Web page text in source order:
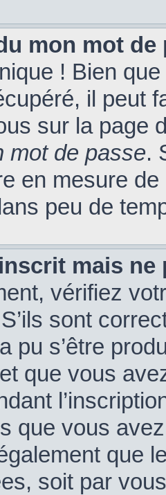
mon mot de
! Bien
il peut
sur la page
mot de passe.
en mesure
peu de
mais ne
vérifiez
sont
pu s’être
que vous
que vous
que
soit par